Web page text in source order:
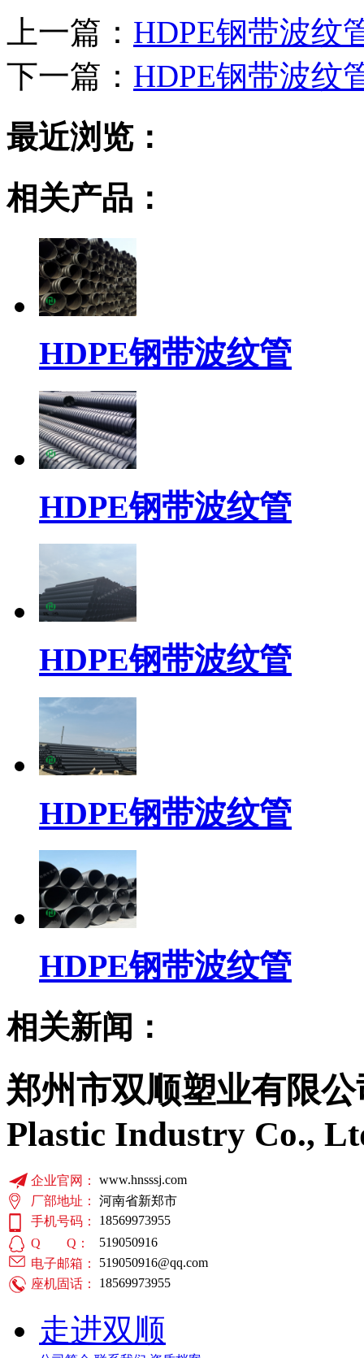
上一篇： HDPE钢带波纹
下一篇： HDPE钢带波纹
最近浏览：
相关产品：
HDPE钢带波纹管
HDPE钢带波纹管
HDPE钢带波纹管
HDPE钢带波纹管
HDPE钢带波纹管
相关新闻：
郑州市双顺塑业有限公
Plastic Industry Co.,
企业官网：
www.hnsssj.com
厂部地址：
河南省新郑市
手机号码：
18569973955
Q Q：
519050916
电子邮箱：
519050916@qq.com
座机固话：
18569973955
走进双顺